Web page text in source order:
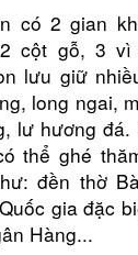
có 2 gian
cột gỗ, 3
lưu giữ
long ngai,
lư hương đá.
thể ghé
đền thờ
gia đặc
Hàng...